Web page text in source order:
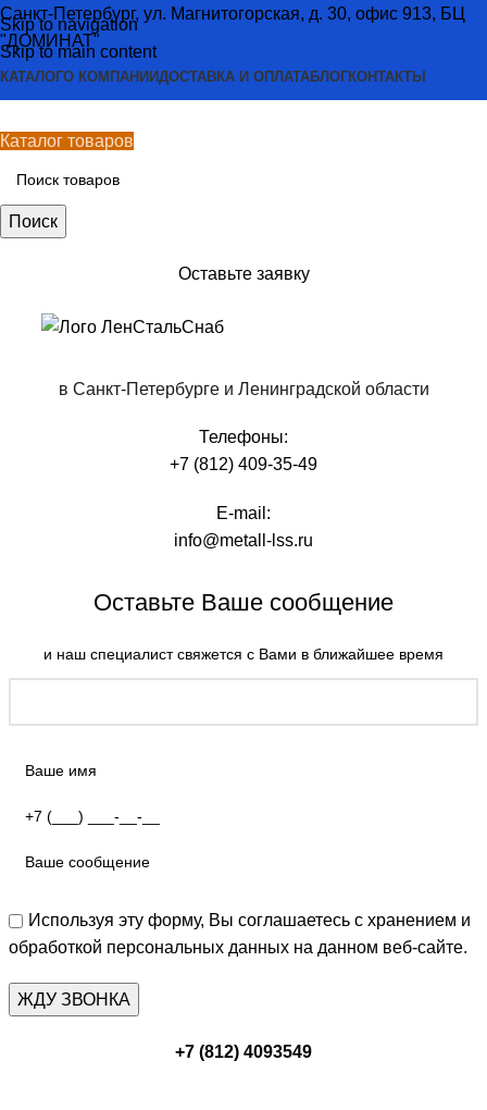
Skip to navigation
Skip to main content
Санкт-Петербург, ул. Магнитогорская, д. 30, офис 913, БЦ
"ДОМИНАТ"
КАТАЛОГО КОМПАНИИДОСТАВКА И ОПЛАТАБЛОГКОНТАКТЫ
Каталог товаров
Поиск
Оставьте заявку
в Санкт-Петербурге и Ленинградской области
Телефоны:
+7 (812) 409-35-49
E-mail:
info@metall-lss.ru
Оставьте Ваше сообщение
и наш специалист свяжется с Вами в ближайшее время
Используя эту форму, Вы соглашаетесь с хранением и
обработкой персональных данных на данном веб-сайте.
+7 (812) 4093549